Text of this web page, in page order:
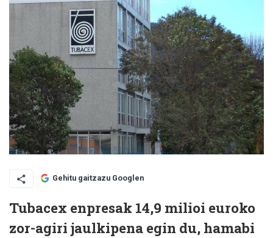
Gehitu gaitzazu Googlen
Tubacex enpresak 14,9 milioi euroko
zor-agiri jaulkipena egin du, hamabi